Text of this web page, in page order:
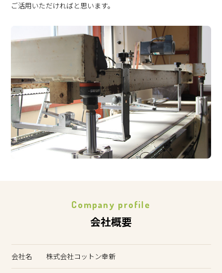
ご活用いただければと思います。
Company profile
会社概要
会社名 株式会社コットン幸新